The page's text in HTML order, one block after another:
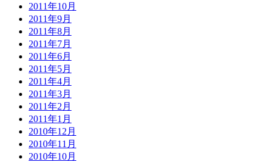
2011年10月
2011年9月
2011年8月
2011年7月
2011年6月
2011年5月
2011年4月
2011年3月
2011年2月
2011年1月
2010年12月
2010年11月
2010年10月